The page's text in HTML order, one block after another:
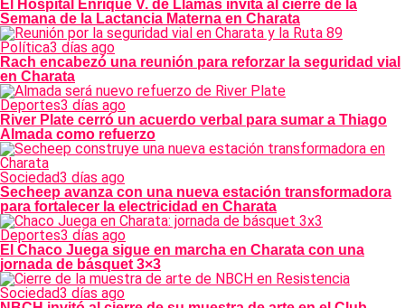
El Hospital Enrique V. de Llamas invita al cierre de la
Semana de la Lactancia Materna en Charata
Política3 días ago
Rach encabezó una reunión para reforzar la seguridad vial
en Charata
Deportes3 días ago
River Plate cerró un acuerdo verbal para sumar a Thiago
Almada como refuerzo
Sociedad3 días ago
Secheep avanza con una nueva estación transformadora
para fortalecer la electricidad en Charata
Deportes3 días ago
El Chaco Juega sigue en marcha en Charata con una
jornada de básquet 3×3
Sociedad3 días ago